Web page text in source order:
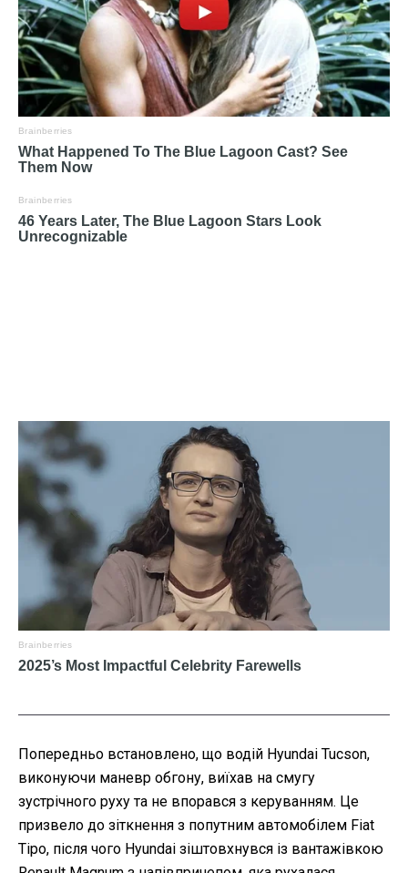
Попередньо встановлено, що водій Hyundai Tucson,
виконуючи маневр обгону, виїхав на смугу
зустрічного руху та не впорався з керуванням. Це
призвело до зіткнення з попутним автомобілем Fiat
Tipo, після чого Hyundai зіштовхнувся із вантажівкою